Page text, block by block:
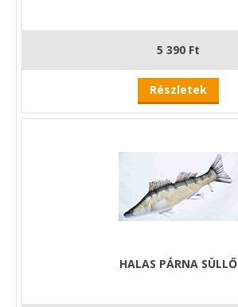
5 390 Ft
Részletek
HALAS PÁRNA SÜLLŐ